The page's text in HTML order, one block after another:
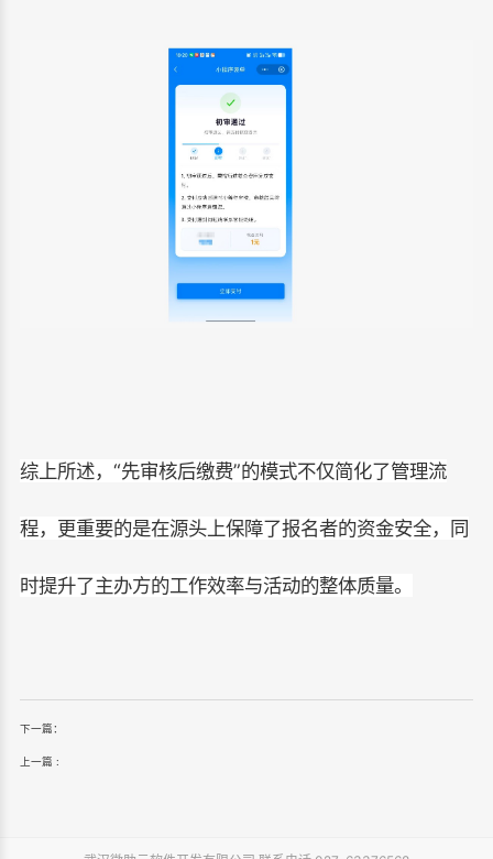
综上所述，“先审核后缴费”的模式不仅简化了管理流
程，更重要的是在源头上保障了报名者的资金安全，同
时提升了主办方的工作效率与活动的整体质量。
下一篇：
上一篇 :